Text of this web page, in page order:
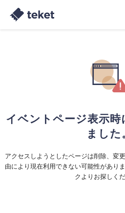
イベントページ表示時
ました
アクセスしようとしたページは削除、変
由により現在利用できない可能性があり
クよりお探しくだ